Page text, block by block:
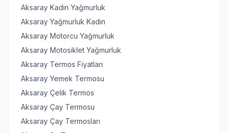
Aksaray Kadın Yağmurluk
Aksaray Yağmurluk Kadın
Aksaray Motorcu Yağmurluk
Aksaray Motosiklet Yağmurluk
Aksaray Termos Fiyatları
Aksaray Yemek Termosu
Aksaray Çelik Termos
Aksaray Çay Termosu
Aksaray Çay Termosları